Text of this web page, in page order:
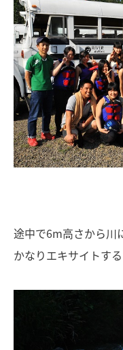
途中で6m高さから川
かなりエキサイトする